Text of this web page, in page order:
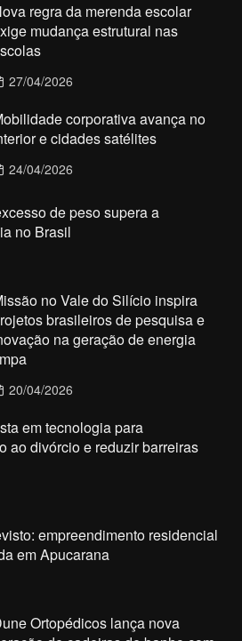
regra da merenda escolar
mudança estrutural nas
27/04/2026
corporativa avança no
e cidades satélites
24/04/2026
de peso supera a
no Brasil
no Vale do Silício inspira
brasileiros de pesquisa e
na geração de energia
20/04/2026
em tecnologia para
ao divórcio e reduzir barreiras
empreendimento residencial
em Apucarana
Ortopédicos lança nova